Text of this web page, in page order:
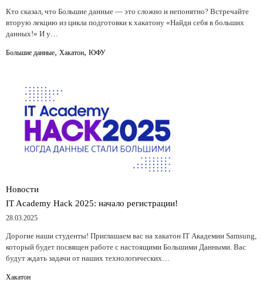
Кто сказал, что Большие данные — это сложно и непонятно? Встречайте
вторую лекцию из цикла подготовки к хакатону «Найди себя в больших
данных!» И у…
Большие данные, Хакатон, ЮФУ
Новости
IT Academy Hack 2025: начало регистрации!
28.03.2025
Дорогие наши студенты! Приглашаем вас на хакатон IT Академии Samsung,
который будет посвящен работе с настоящими Большими Данными. Вас
будут ждать задачи от наших технологических…
Хакатон